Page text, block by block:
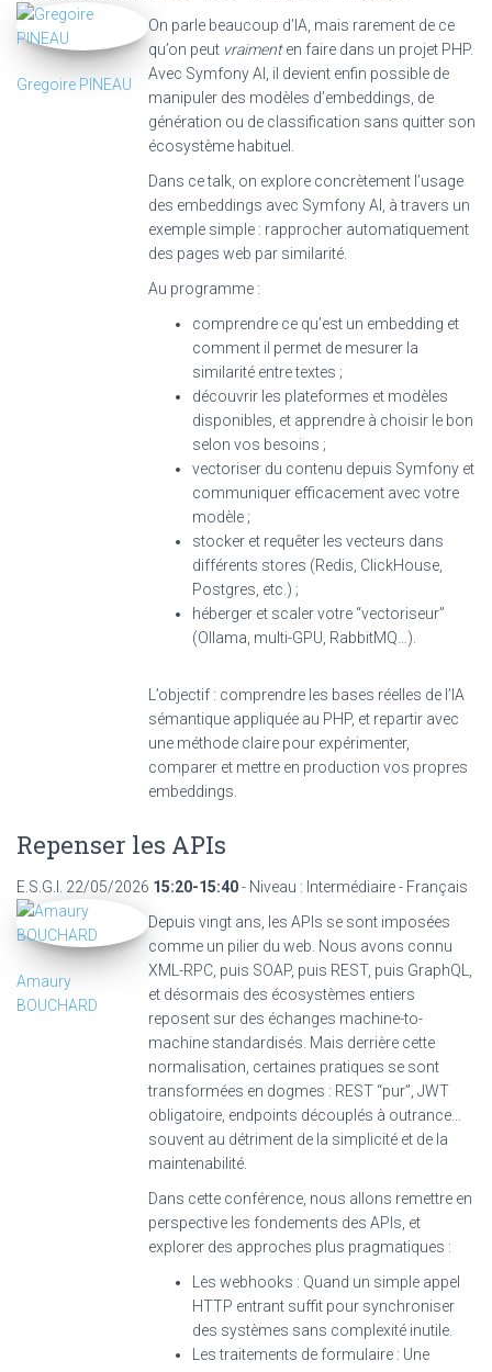
On parle beaucoup d’IA, mais rarement de ce
qu’on peut vraimenten faire dans un projet PHP.
Avec Symfony AI, il devient enfin possible de
manipuler des modèles d’embeddings, de
génération ou de classification sans quitter son
écosystème habituel.
Dans ce talk, on explore concrètement l’usage
des embeddings avec Symfony AI, à travers un
exemple simple : rapprocher automatiquement
des pages web par similarité.
Au programme :
comprendre ce qu’est un embedding et
comment il permet de mesurer la
similarité entre textes ;
découvrir les plateformes et modèles
disponibles, et apprendre à choisir le bon
selon vos besoins ;
vectoriser du contenu depuis Symfony et
communiquer efficacement avec votre
modèle ;
stocker et requêter les vecteurs dans
différents stores (Redis, ClickHouse,
Postgres, etc.) ;
héberger et scaler votre “vectoriseur”
(Ollama, multi-GPU, RabbitMQ…).
L’objectif : comprendre les bases réelles de l’IA
sémantique appliquée au PHP, et repartir avec
une méthode claire pour expérimenter,
comparer et mettre en production vos propres
embeddings.
Gregoire PINEAU
Repenser les APIs
E.S.G.I. 22/05/2026 15:20-15:40- Niveau : Intermédiaire - Français
Depuis vingt ans, les APIs se sont imposées
comme un pilier du web. Nous avons connu
XML-RPC, puis SOAP, puis REST, puis GraphQL,
et désormais des écosystèmes entiers
reposent sur des échanges machine-to-
machine standardisés. Mais derrière cette
normalisation, certaines pratiques se sont
transformées en dogmes : REST “pur”, JWT
obligatoire, endpoints découplés à outrance…
souvent au détriment de la simplicité et de la
maintenabilité.
Dans cette conférence, nous allons remettre en
perspective les fondements des APIs, et
explorer des approches plus pragmatiques :
Les webhooks : Quand un simple appel
HTTP entrant suffit pour synchroniser
des systèmes sans complexité inutile.
Les traitements de formulaire : Une
Amaury
BOUCHARD